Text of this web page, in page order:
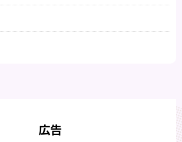
広告